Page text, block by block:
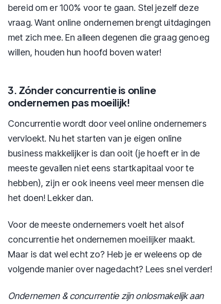
bereid om er 100% voor te gaan. Stel jezelf deze
vraag. Want online ondernemen brengt uitdagingen
met zich mee. En alleen degenen die graag genoeg
willen, houden hun hoofd boven water!
3. Zónder concurrentie is online
ondernemen pas moeilijk!
Concurrentie wordt door veel online ondernemers
vervloekt. Nu het starten van je eigen online
business makkelijker is dan ooit (je hoeft er in de
meeste gevallen niet eens startkapitaal voor te
hebben), zijn er ook ineens veel meer mensen die
het doen! Lekker dan.
Voor de meeste ondernemers voelt het alsof
concurrentie het ondernemen moeilijker maakt.
Maar is dat wel echt zo? Heb je er weleens op de
volgende manier over nagedacht? Lees snel verder!
Ondernemen & concurrentie zijn onlosmakelijk aan